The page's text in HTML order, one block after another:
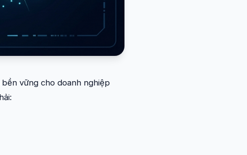
vững cho doanh nghiệp